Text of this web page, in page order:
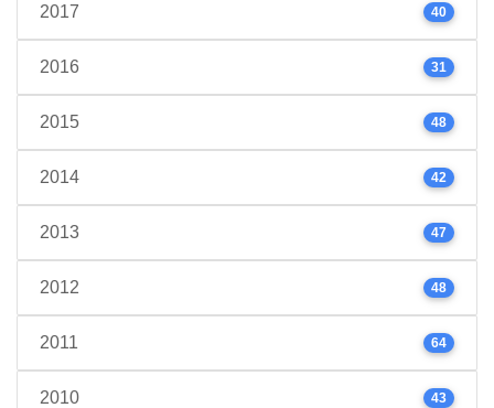
2017 40
2016 31
2015 48
2014 42
2013 47
2012 48
2011 64
2010 43